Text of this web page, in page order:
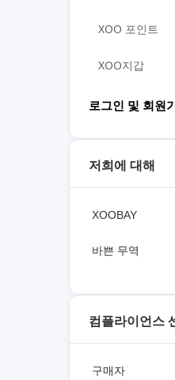
XOO 포인트
XOO지갑
로그인 및 회원
저희에 대해
XOOBAY
바쁜 무역
컴플라이언스
구매자